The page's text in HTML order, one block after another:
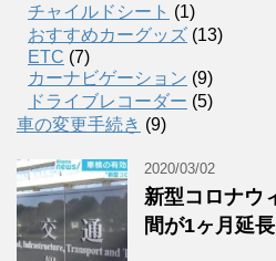
チャイルドシート (1)
おすすめカーグッズ (13)
ETC (7)
カーナビゲーション (9)
ドライブレコーダー (5)
車の変更手続き (9)
2020/03/02
新型コロナウ
間が1ヶ月延